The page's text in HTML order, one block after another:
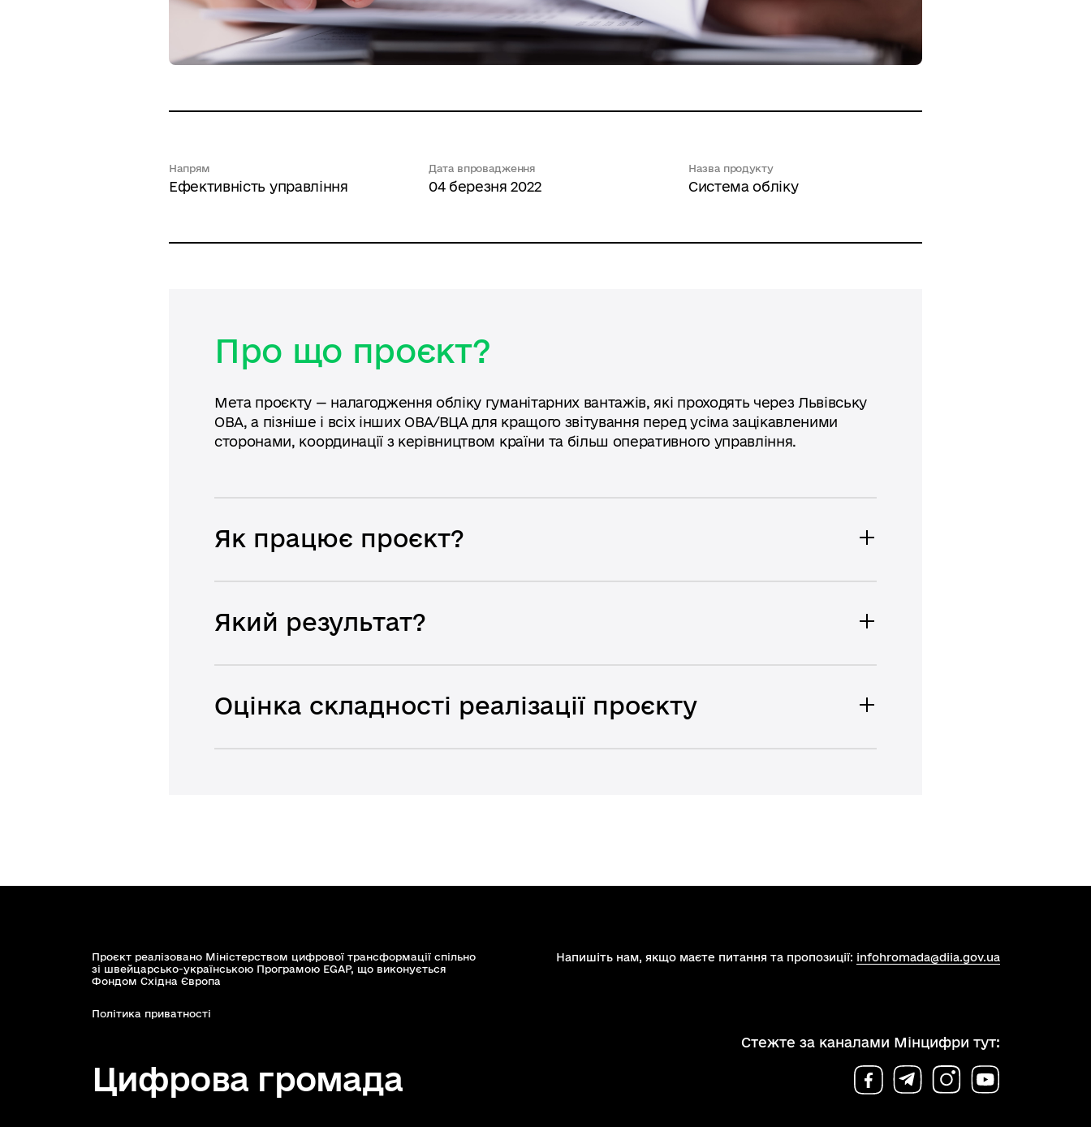
Напрям
Ефективність управління
Дата впровадження
04 березня 2022
Назва продукту
Система обліку
Про що проєкт?
Мета проєкту — налагодження обліку гуманітарних вантажів, які проходять через Львівську
ОВА, а пізніше і всіх інших ОВА/ВЦА для кращого звітування перед усіма зацікавленими
сторонами, координації з керівництвом країни та більш оперативного управління.
Як працює проєкт?
Який результат?
Оцінка складності реалізації проєкту
Проєкт реалізовано Міністерством цифрової трансформації спільно
зі швейцарсько-українською Програмою EGAP, що виконується
Фондом Східна Європа
Політика приватності
Цифрова громада
Напишіть нам, якщо маєте питання та пропозиції: infohromada@diia.gov.ua
Стежте за каналами Мінцифри тут: